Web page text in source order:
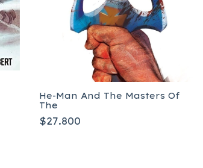
He-Man And The Masters Of
The
$27.800